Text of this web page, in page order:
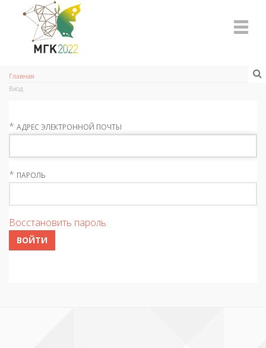
Главная
Вход
* АДРЕС ЭЛЕКТРОННОЙ ПОЧТЫ
* ПАРОЛЬ
Восстановить пароль
ВОЙТИ